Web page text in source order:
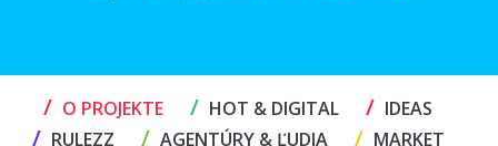
/ O PROJEKTE / HOT & DIGITAL / IDEAS
/ RULEZZ / AGENTÚRY & ĽUDIA / MARKET